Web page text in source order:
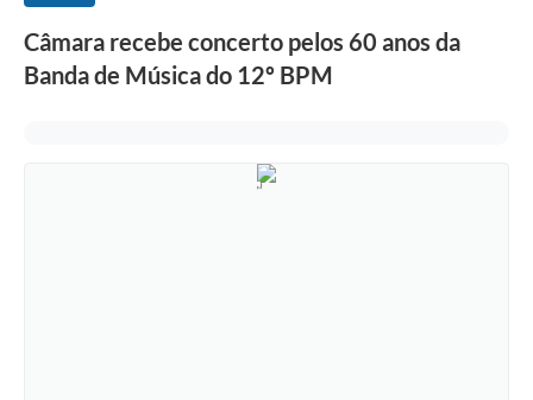
Câmara recebe concerto pelos 60 anos da
Banda de Música do 12º BPM